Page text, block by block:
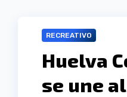
RECREATIVO
Huelva
se une al